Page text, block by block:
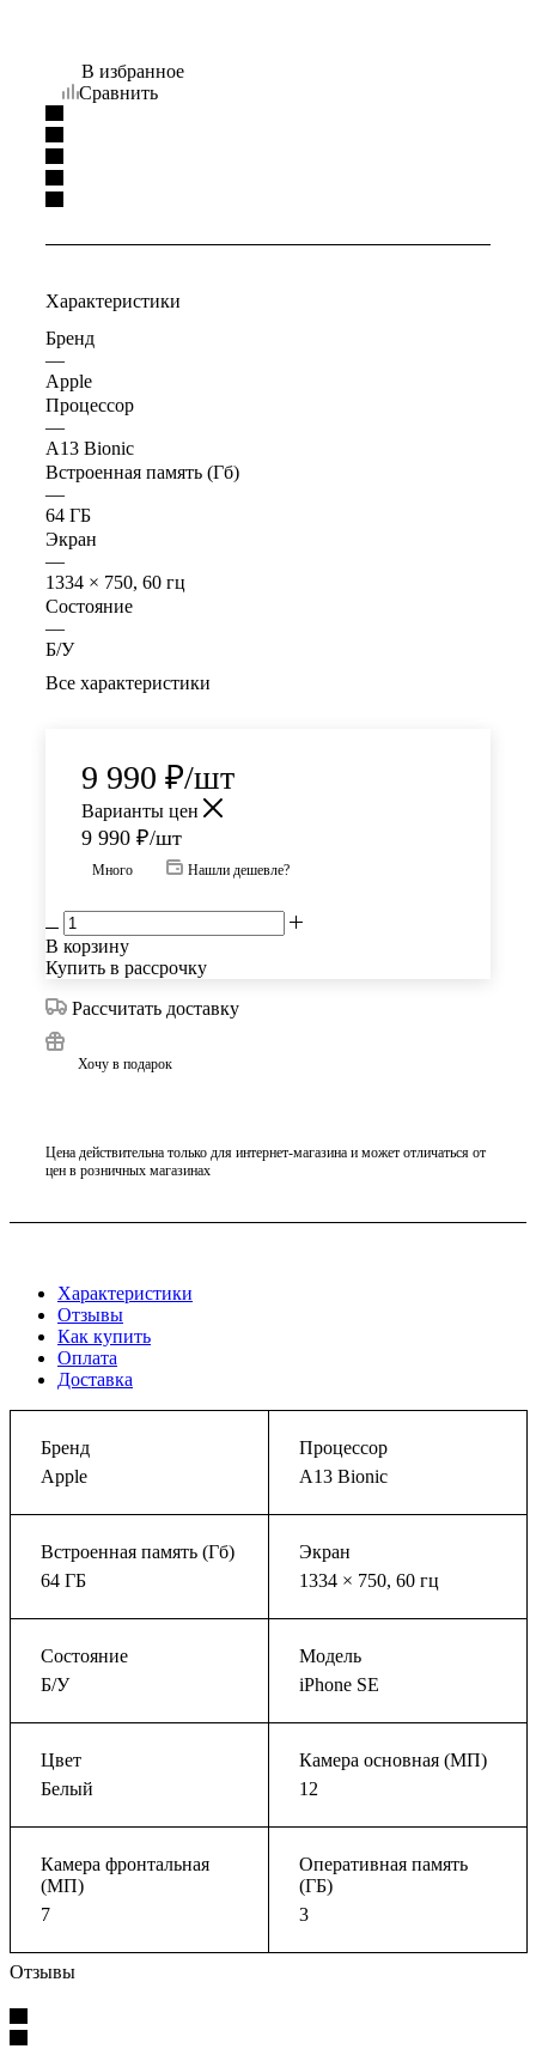
В избранное
Сравнить
Характеристики
Бренд
—
Apple
Процессор
—
A13 Bionic
Встроенная память (Гб)
—
64 ГБ
Экран
—
1334 × 750, 60 гц
Состояние
—
Б/У
Все характеристики
9 990 ₽/шт
Варианты цен
9 990 ₽/шт
Много Нашли дешевле?
В корзину
Купить в рассрочку
Рассчитать доставку
Хочу в подарок
Цена действительна только для интернет-магазина и может отличаться от
цен в розничных магазинах
Характеристики
Отзывы
Как купить
Оплата
Доставка
Бренд
Apple
Процессор
A13 Bionic
Встроенная память (Гб)
64 ГБ
Экран
1334 × 750, 60 гц
Состояние
Б/У
Модель
iPhone SE
Цвет
Белый
Камера основная (МП)
12
Камера фронтальная
(МП)
7
Оперативная память
(ГБ)
3
Отзывы